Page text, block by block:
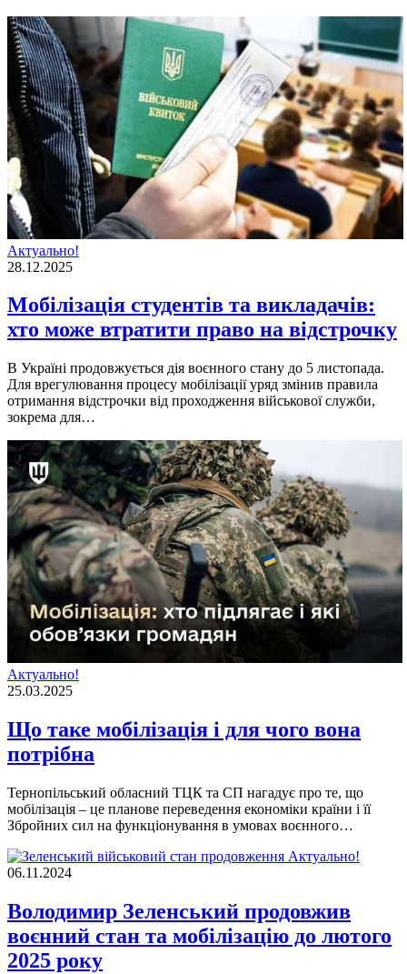
Актуально!
28.12.2025
Мобілізація студентів та викладачів:
хто може втратити право на відстрочку
В Україні продовжується дія воєнного стану до 5 листопада.
Для врегулювання процесу мобілізації уряд змінив правила
отримання відстрочки від проходження військової служби,
зокрема для…
Актуально!
25.03.2025
Що таке мобілізація і для чого вона
потрібна
Тернопільський обласний ТЦК та СП нагадує про те, що
мoбiлiзaцiя – це планове переведення економіки країни і її
Збройних сил на функціонування в умовах воєнного…
Актуально!
06.11.2024
Володимир Зеленський продовжив
воєнний стан та мобілізацію до лютого
2025 року